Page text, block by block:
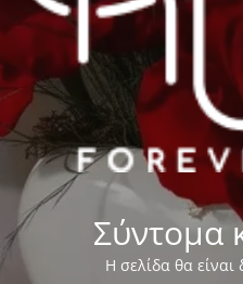
Σύντομα
Η σελίδα θα